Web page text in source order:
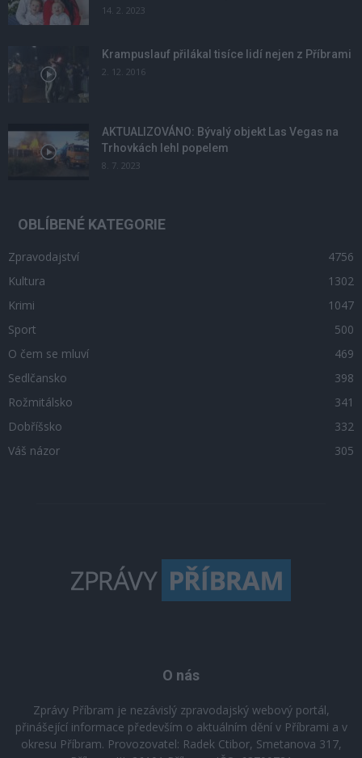
14. 2. 2023
Krampuslauf přilákal tisíce lidí nejen z Příbrami
2. 12. 2016
AKTUALIZOVÁNO: Bývalý objekt Las Vegas na
Trhovkách lehl popelem
8. 7. 2023
OBLÍBENÉ KATEGORIE
Zpravodajství
4756
Kultura
1302
Krimi
1047
Sport
500
O čem se mluví
469
Sedlčansko
398
Rožmitálsko
341
Dobříšsko
332
Váš názor
305
O nás
Zprávy Příbram je nezávislý zpravodajský webový portál,
přinášející informace především o aktuálním dění v Příbrami a v
okresu Příbram. Provozovatel: Radek Ctibor, Smetanova 317,